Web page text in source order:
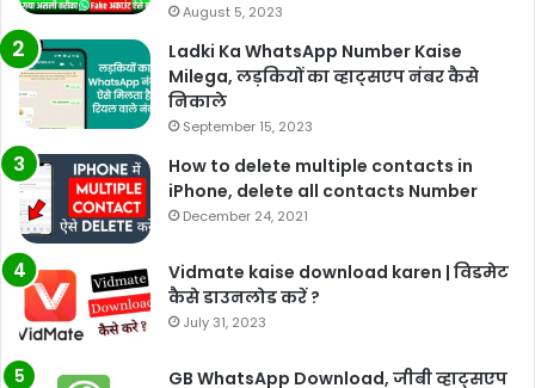
August 5, 2023
Ladki Ka WhatsApp Number Kaise
Milega, लड़कियों का व्हाट्सएप नंबर कैसे
निकाले
September 15, 2023
How to delete multiple contacts in
iPhone, delete all contacts Number
December 24, 2021
Vidmate kaise download karen | विडमेट
कैसे डाउनलोड करें ?
July 31, 2023
GB WhatsApp Download, जीबी व्हाट्सएप